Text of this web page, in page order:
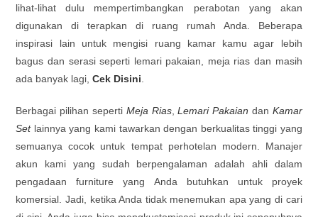
lihat-lihat dulu mempertimbangkan perabotan yang akan
digunakan di terapkan di ruang rumah Anda. Beberapa
inspirasi lain untuk mengisi ruang kamar kamu agar lebih
bagus dan serasi seperti lemari pakaian, meja rias dan masih
ada banyak lagi,Cek Disini
Berbagai pilihan seperti Meja Rias,Lemari Pakaian dan Kamar
Setlainnya yang kami tawarkan dengan berkualitas tinggi yang
semuanya cocok untuk tempat perhotelan modern. Manajer
akun kami yang sudah berpengalaman adalah ahli dalam
pengadaan furniture yang Anda butuhkan untuk proyek
komersial. Jadi, ketika Anda tidak menemukan apa yang di cari